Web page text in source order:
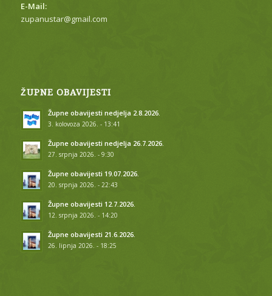
E-Mail:
zupanustar@gmail.com
ŽUPNE OBAVIJESTI
Župne obavijesti nedjelja 2.8.2026.
3. kolovoza 2026. - 13:41
Župne obavijesti nedjelja 26.7.2026.
27. srpnja 2026. - 9:30
Župne obavijesti 19.07.2026.
20. srpnja 2026. - 22:43
Župne obavijesti 12.7.2026.
12. srpnja 2026. - 14:20
Župne obavijesti 21.6.2026.
26. lipnja 2026. - 18:25